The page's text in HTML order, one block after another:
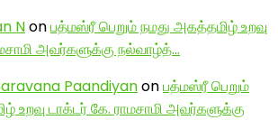
Nonபத்மஸ்ரீ பெறும் நமது அகத்தமிழ் உறவு
அவர்களுக்கு நல்வாழ்த்…
Paandiyanonபத்மஸ்ரீ பெறும்
உறவு டாக்டர் கே. ராமசாமி அவர்களுக்கு